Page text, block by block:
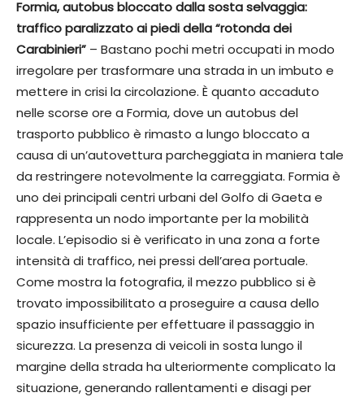
Formia, autobus bloccato dalla sosta selvaggia:
traffico paralizzato ai piedi della “rotonda dei
Carabinieri” – Bastano pochi metri occupati in modo
irregolare per trasformare una strada in un imbuto e
mettere in crisi la circolazione. È quanto accaduto
nelle scorse ore a Formia, dove un autobus del
trasporto pubblico è rimasto a lungo bloccato a
causa di un’autovettura parcheggiata in maniera tale
da restringere notevolmente la carreggiata. Formia è
uno dei principali centri urbani del Golfo di Gaeta e
rappresenta un nodo importante per la mobilità
locale. L’episodio si è verificato in una zona a forte
intensità di traffico, nei pressi dell’area portuale.
Come mostra la fotografia, il mezzo pubblico si è
trovato impossibilitato a proseguire a causa dello
spazio insufficiente per effettuare il passaggio in
sicurezza. La presenza di veicoli in sosta lungo il
margine della strada ha ulteriormente complicato la
situazione, generando rallentamenti e disagi per